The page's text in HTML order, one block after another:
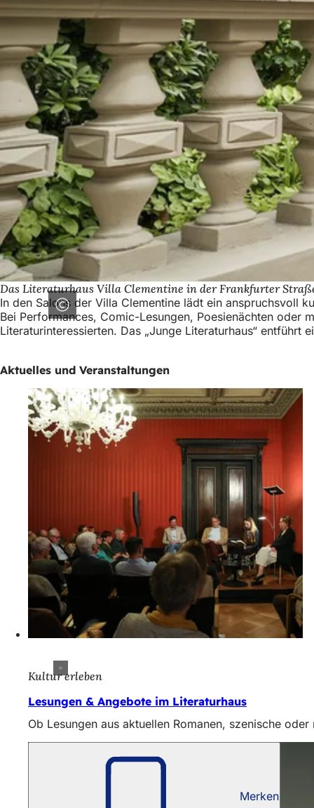
Das Literaturhaus Villa Clementine in der Frankfurter
In den Salons der Villa Clementine lädt ein anspruchsvoll
Bei Performances, Comic-Lesungen, Poesienächten oder
Literaturinteressierten. Das „Junge Literaturhaus“
Aktuelles und Veranstaltungen
Kultur erleben
Lesungen & Angebote im Literaturhaus
Ob Lesungen aus aktuellen Romanen, szenische
Merken